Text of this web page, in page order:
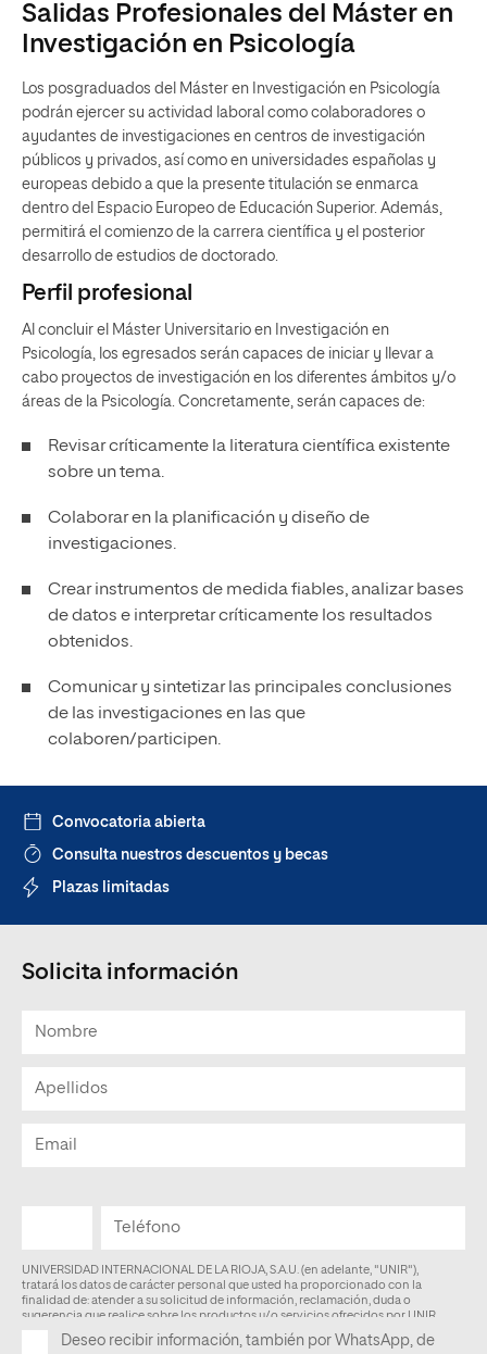
Salidas Profesionales del Máster en
Investigación en Psicología
Los posgraduados del Máster en Investigación en Psicología
podrán ejercer su actividad laboral como colaboradores o
ayudantes de investigaciones en centros de investigación
públicos y privados, así como en universidades españolas y
europeas debido a que la presente titulación se enmarca
dentro del Espacio Europeo de Educación Superior. Además,
permitirá el comienzo de la carrera científica y el posterior
desarrollo de estudios de doctorado.
Perfil profesional
Al concluir el Máster Universitario en Investigación en
Psicología, los egresados serán capaces de iniciar y llevar a
cabo proyectos de investigación en los diferentes ámbitos y/o
áreas de la Psicología. Concretamente, serán capaces de:
Revisar críticamente la literatura científica existente
sobre un tema.
Colaborar en la planificación y diseño de
investigaciones.
Crear instrumentos de medida fiables, analizar bases
de datos e interpretar críticamente los resultados
obtenidos.
Comunicar y sintetizar las principales conclusiones
de las investigaciones en las que
colaboren/participen.
Convocatoria abierta
Consulta nuestros descuentos y becas
Plazas limitadas
Solicita información